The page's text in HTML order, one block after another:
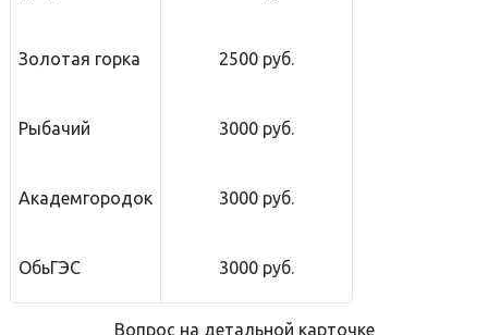
Золотая горка 2500 руб.
Рыбачий 3000 руб.
Академгородок 3000 руб.
ОбьГЭС 3000 руб.
Вопрос на детальной карточке